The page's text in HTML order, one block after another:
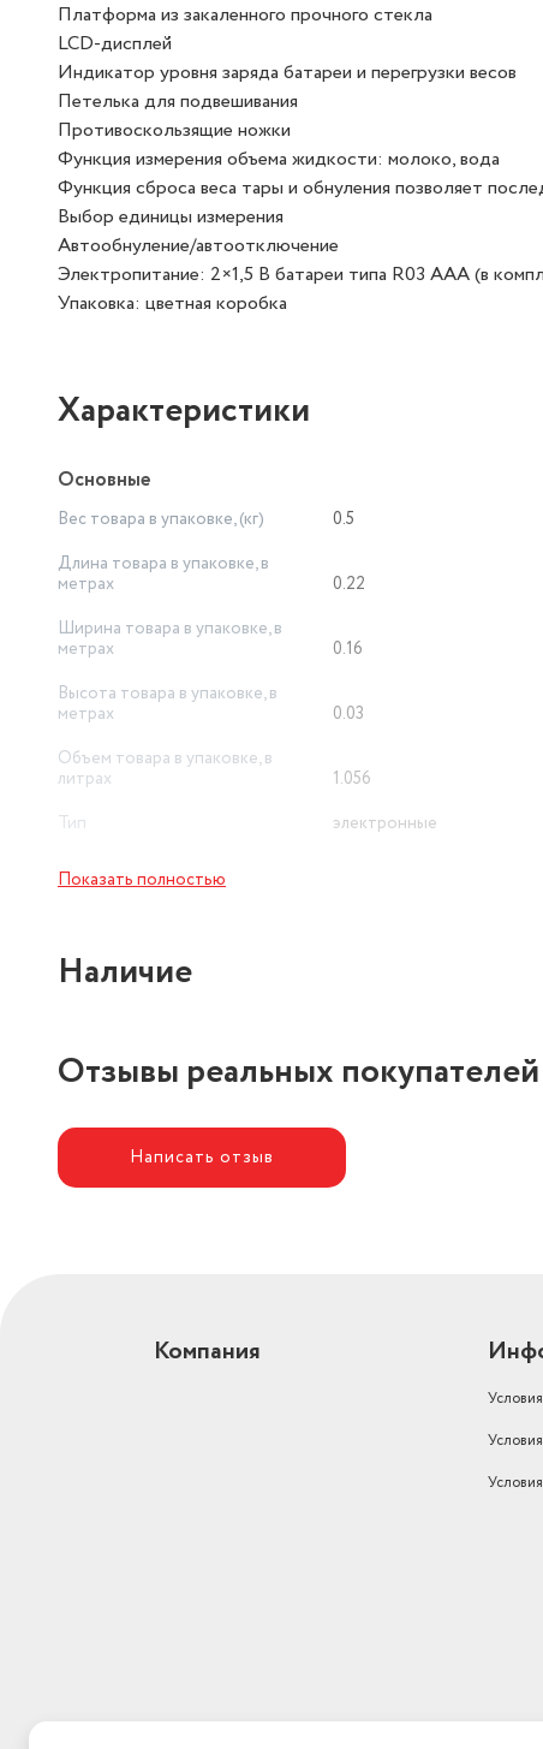
Платформа из закаленного прочного стекла
LCD-дисплей
Индикатор уровня заряда батареи и перегрузки весов
Петелька для подвешивания
Противоскользящие ножки
Функция измерения объема жидкости: молоко, вода
Функция сброса веса тары и обнуления позволяет
Выбор единицы измерения
Автообнуление/автоотключение
Электропитание: 2×1,5 В батареи типа R03 ААА (в
Упаковка: цветная коробка
Характеристики
Основные
Вес товара в упаковке, (кг)
0.5
Длина товара в упаковке, в
метрах
0.22
Ширина товара в упаковке, в
метрах
0.16
Высота товара в упаковке, в
метрах
0.03
Объем товара в упаковке, в
литрах
1.056
Тип
электронные
Предел взвешивания (кг)
Показать полностью
Наличие
Отзывы реальных покупателей
Написать отзыв
Компания